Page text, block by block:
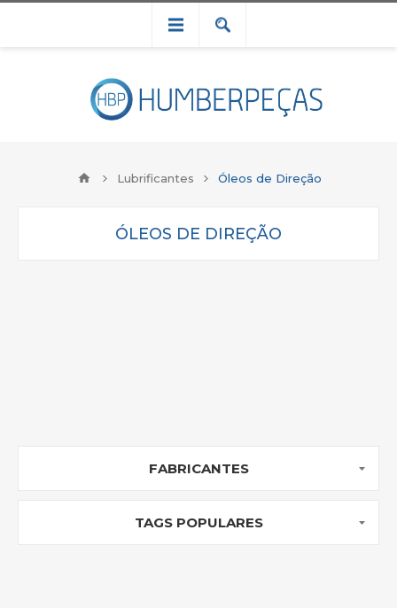
Lubrificantes Óleos de Direção
ÓLEOS DE DIREÇÃO
FABRICANTES
TAGS POPULARES